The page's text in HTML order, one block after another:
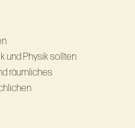
und Physik sollten
räumliches